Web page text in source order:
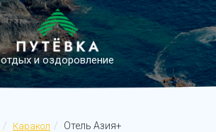
отдых и оздоровление
Каракол Отель Азия+